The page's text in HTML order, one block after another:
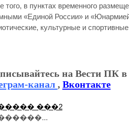
того, в пунктах временного
«Единой России» и
культурные и
на Вести ПК в
канал , Вконтакте
���2